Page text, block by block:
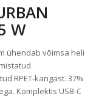
W
ühendab võimsa heli
RPET-kangast. 37%
Komplektis USB-C